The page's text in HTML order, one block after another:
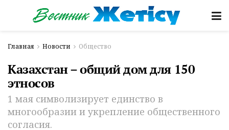
Главная Новости Общество
Казахстан – общий дом для 150
этносов
1 мая символизирует единство в
многообразии и укрепление общественного
согласия.